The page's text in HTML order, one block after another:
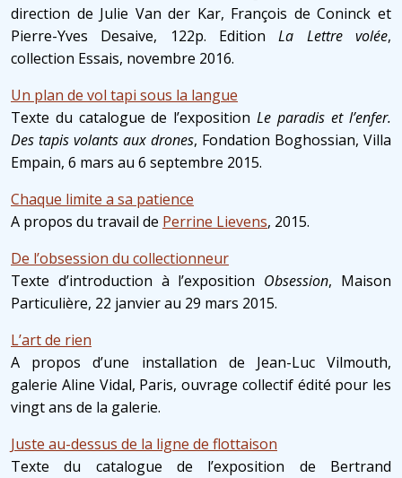
direction de Julie Van der Kar, François de Coninck et
Pierre-Yves Desaive, 122p. Edition La Lettre volée,
collection Essais, novembre 2016.
Un plan de vol tapi sous la langue
Texte du catalogue de l’exposition Le paradis et l’enfer.
Des tapis volants aux drones, Fondation Boghossian, Villa
Empain, 6 mars au 6 septembre 2015.
Chaque limite a sa patience
A propos du travail de Perrine Lievens, 2015.
De l’obsession du collectionneur
Texte d’introduction à l’exposition Obsession, Maison
Particulière, 22 janvier au 29 mars 2015.
L’art de rien
A propos d’une installation de Jean-Luc Vilmouth,
galerie Aline Vidal, Paris, ouvrage collectif édité pour les
vingt ans de la galerie.
Juste au-dessus de la ligne de flottaison
Texte du catalogue de l’exposition de Bertrand